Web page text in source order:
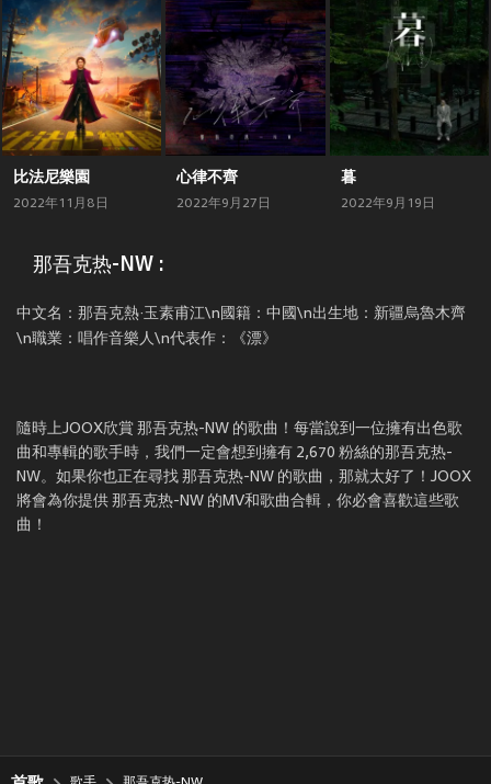
比法尼樂園
2022年11月8日
心律不齊
2022年9月27日
暮
2022年9月19日
那吾克热-NW :
中文名：那吾克熱·玉素甫江\n國籍：中國\n出生地：新疆烏魯木齊
\n職業：唱作音樂人\n代表作：《漂》
隨時上JOOX欣賞 那吾克热-NW 的歌曲！每當說到一位擁有出色歌
曲和專輯的歌手時，我們一定會想到擁有 2,670 粉絲的那吾克热-
NW。如果你也正在尋找 那吾克热-NW 的歌曲，那就太好了！JOOX
將會為你提供 那吾克热-NW 的MV和歌曲合輯，你必會喜歡這些歌
曲！